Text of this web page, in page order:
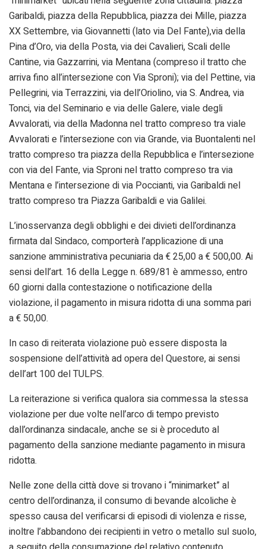
Garibaldi, piazza della Repubblica, piazza dei Mille, piazza
XX Settembre, via Giovannetti (lato via Del Fante),via della
Pina d’Oro, via della Posta, via dei Cavalieri, Scali delle
Cantine, via Gazzarrini, via Mentana (compreso il tratto che
arriva fino all’intersezione con Via Sproni); via del Pettine, via
Pellegrini, via Terrazzini, via dell’Oriolino, via S. Andrea, via
Tonci, via del Seminario e via delle Galere, viale degli
Avvalorati, via della Madonna nel tratto compreso tra viale
Avvalorati e l’intersezione con via Grande, via Buontalenti nel
tratto compreso tra piazza della Repubblica e l’intersezione
con via del Fante, via Sproni nel tratto compreso tra via
Mentana e l’intersezione di via Poccianti, via Garibaldi nel
tratto compreso tra Piazza Garibaldi e via Galilei.
L’inosservanza degli obblighi e dei divieti dell’ordinanza
firmata dal Sindaco, comporterà l’applicazione di una
sanzione amministrativa pecuniaria da € 25,00 a € 500,00. Ai
sensi dell’art. 16 della Legge n. 689/81 è ammesso, entro
60 giorni dalla contestazione o notificazione della
violazione, il pagamento in misura ridotta di una somma pari
a € 50,00.
In caso di reiterata violazione può essere disposta la
sospensione dell’attività ad opera del Questore, ai sensi
dell’art 100 del TULPS.
La reiterazione si verifica qualora sia commessa la stessa
violazione per due volte nell’arco di tempo previsto
dall’ordinanza sindacale, anche se si è proceduto al
pagamento della sanzione mediante pagamento in misura
ridotta.
Nelle zone della città dove si trovano i “minimarket” al
centro dell’ordinanza, il consumo di bevande alcoliche è
spesso causa del verificarsi di episodi di violenza e risse,
inoltre l’abbandono dei recipienti in vetro o metallo sul suolo,